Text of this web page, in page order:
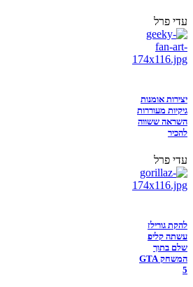
עדי פרל
יצירות אומנות
גיקיות מעוררות
השראה ששווה
להכיר
עדי פרל
להקת גורילז
עשתה קליפ
שלם בתוך
המשחק GTA
5